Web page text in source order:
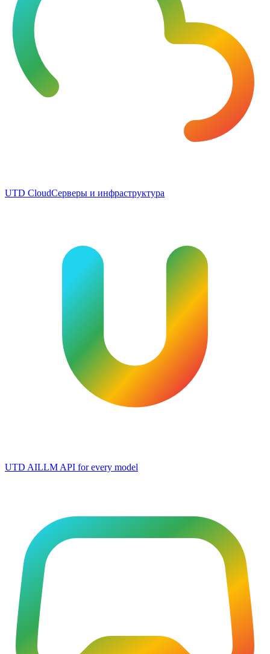
UTD CloudСерверы и инфраструктура
UTD AILLM API for every model